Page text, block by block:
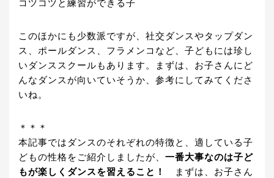
コツコツと練習ができる子
このほかにも少数派ですが、社交ダンスやタップダン
ス、ポールダンス、フラメンコなど、子どもには珍し
いダンススクールもあります。まずは、お子さんにど
んなダンスが向いていそうか、参考にしてみてくださ
いね。
＊＊＊
本記事ではダンスのそれぞれの特徴と、適している子
どもの性格をご紹介しましたが、 一番大事なのは子ど
もが楽しくダンスを習えること！
まずは、お子さん